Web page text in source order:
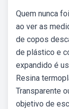
Quem nunca
ao ver as
de copos
de plástico e
expandido é
Resina
Transparente
objetivo de